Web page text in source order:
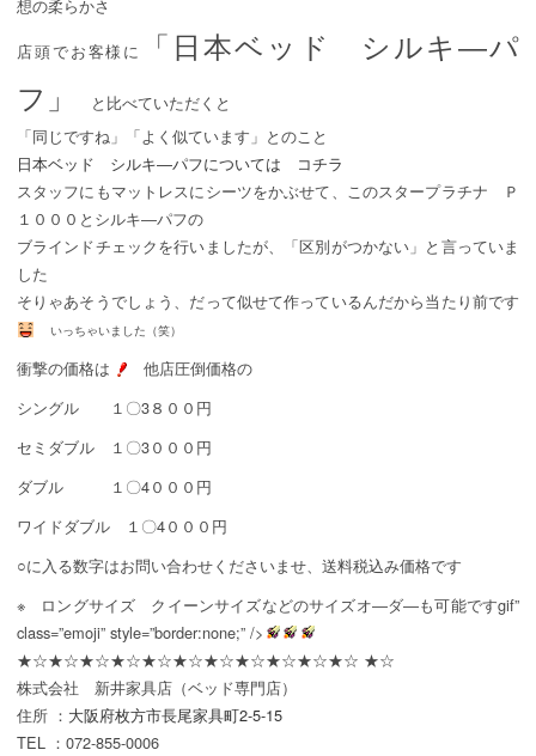
想の柔らかさ
店頭でお客様に
「日本ベッド シルキ―パ
フ」
と比べていただくと
「同じですね」「よく似ています」とのこと
日本ベッド シルキ―パフについては コチラ
スタッフにもマットレスにシーツをかぶせて、このスタープラチナ Ｐ
１０００とシルキ―パフの
ブラインドチェックを行いましたが、「区別がつかない」と言っていま
した
そりゃあそうでしょう、だって似せて作っているんだから当たり前です
いっちゃいました（笑）
衝撃の価格は
他店圧倒価格の
シングル １〇3８００円
セミダブル １〇3０００円
ダブル １〇4０００円
ワイドダブル １〇4０００円
○に入る数字はお問い合わせくださいませ、送料税込み価格です
※ ロングサイズ クイーンサイズなどのサイズオ―ダ―も可能ですgif”
class=”emoji” style=”border:none;” />
★☆★☆★☆★☆★☆★☆★☆★☆★☆★☆★☆ ★☆
株式会社 新井家具店（ベッド専門店）
住所 ： 大阪府枚方市長尾家具町2-5-15
TEL ：072-855-0006